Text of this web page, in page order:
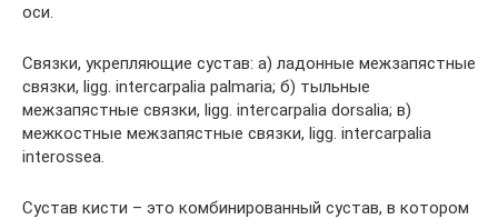
оси.
Связки, укрепляющие сустав: а) ладонные межзапястные
связки, ligg. intercarpalia palmaria; б) тыльные
межзапястные связки, ligg. intercarpalia dorsalia; в)
межкостные межзапястные связки, ligg. intercarpalia
interossea.
Сустав кисти – это комбинированный сустав, в котором